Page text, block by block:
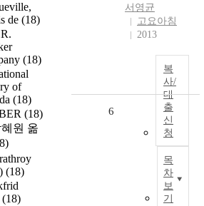
de (18)
(18)
of
(18)
(18)
원 옮
(18)
(18)
서영균
고요아침
2013
복
사/
대
출
신
청
목
차
보
기
6